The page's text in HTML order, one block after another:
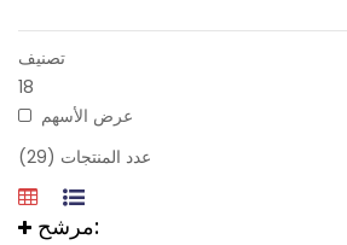
عرض الأسهم
عدد المنتجات (29)
مرشح: